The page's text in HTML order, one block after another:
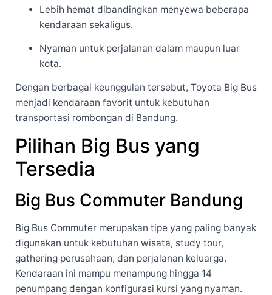
Lebih hemat dibandingkan menyewa beberapa
kendaraan sekaligus.
Nyaman untuk perjalanan dalam maupun luar
kota.
Dengan berbagai keunggulan tersebut, Toyota Big Bus
menjadi kendaraan favorit untuk kebutuhan
transportasi rombongan di Bandung.
Pilihan Big Bus yang
Tersedia
Big Bus Commuter Bandung
Big Bus Commuter merupakan tipe yang paling banyak
digunakan untuk kebutuhan wisata, study tour,
gathering perusahaan, dan perjalanan keluarga.
Kendaraan ini mampu menampung hingga 14
penumpang dengan konfigurasi kursi yang nyaman.